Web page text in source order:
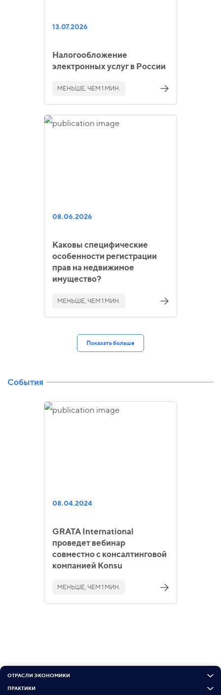
13.07.2026
Налогообложение
электронных услуг в России
МЕНЬШЕ, ЧЕМ 1 МИН.
08.06.2026
Каковы специфические
особенности регистрации
прав на недвижимое
имущество?
МЕНЬШЕ, ЧЕМ 1 МИН.
Показать больше
События
08.04.2024
GRATA International
проведет вебинар
совместно с консалтинговой
компанией Konsu
МЕНЬШЕ, ЧЕМ 1 МИН.
ОТРАСЛИ ЭКОНОМИКИ
ПРАКТИКИ